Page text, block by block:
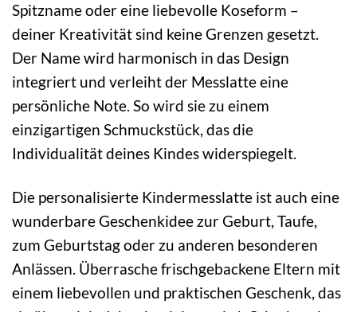
Spitzname oder eine liebevolle Koseform –
deiner Kreativität sind keine Grenzen gesetzt.
Der Name wird harmonisch in das Design
integriert und verleiht der Messlatte eine
persönliche Note. So wird sie zu einem
einzigartigen Schmuckstück, das die
Individualität deines Kindes widerspiegelt.
Die personalisierte Kindermesslatte ist auch eine
wunderbare Geschenkidee zur Geburt, Taufe,
zum Geburtstag oder zu anderen besonderen
Anlässen. Überrasche frischgebackene Eltern mit
einem liebevollen und praktischen Geschenk, das